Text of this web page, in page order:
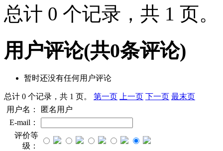
总计 0 个记录，共 1 页。
用户评论(共0条评论)
暂时还没有任何用户评论
总计 0 个记录，共 1 页。 第一页 上一页 下一页 最末页
用户名：
匿名用户
E-mail：
评价等
级：